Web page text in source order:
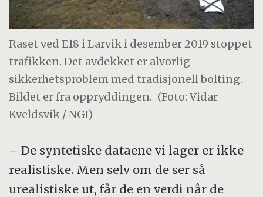
Raset ved E18 i Larvik i desember 2019 stoppet
trafikken. Det avdekket er alvorlig
sikkerhetsproblem med tradisjonell bolting.
Bildet er fra oppryddingen. (Foto: Vidar
Kveldsvik / NGI)
– De syntetiske dataene vi lager er ikke
realistiske. Men selv om de ser så
urealistiske ut, får de en verdi når de